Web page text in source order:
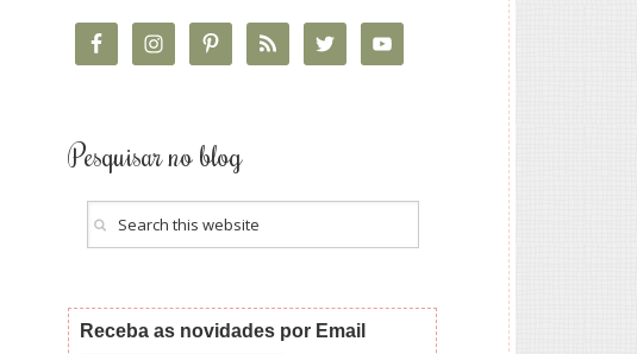
Pesquisar no blog
Receba as novidades por Email